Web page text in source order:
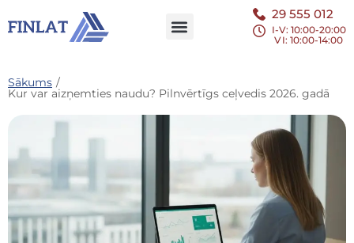
29 555 012
I-V: 10:00-20:00
VI: 10:00-14:00
Sākums /
Kur var aizņemties naudu? Pilnvērtīgs ceļvedis 2026. gadā